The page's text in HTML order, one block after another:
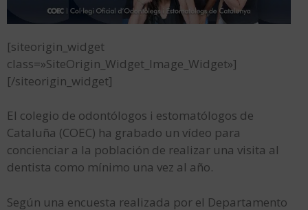
[siteorigin_widget
class=»SiteOrigin_Widget_Image_Widget»]
[/siteorigin_widget]
El colegio de odontólogos i estomatólogos de
Cataluña (COEC) ha grabado un vídeo para
concienciar a la población de realizar una visita al
dentista como mínimo una vez al año.
Según una encuesta realizada por el Departamento